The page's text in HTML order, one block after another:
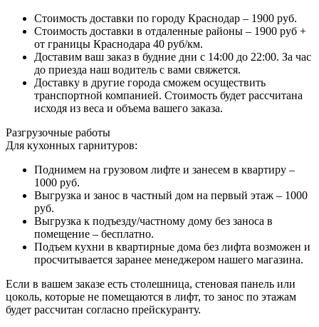
Стоимость доставки по городу Краснодар – 1900 руб.
Стоимость доставки в отдаленные районы – 1900 руб +
от границы Краснодара 40 руб/км.
Доставим ваш заказ в будние дни с 14:00 до 22:00. За час
до приезда наш водитель с вами свяжется.
Доставку в другие города сможем осуществить
транспортной компанией. Стоимость будет рассчитана
исходя из веса и объема вашего заказа.
Разгрузочные работы
Для кухонных гарнитуров:
Поднимем на грузовом лифте и занесем в квартиру –
1000 руб.
Выгрузка и занос в частный дом на первый этаж – 1000
руб.
Выгрузка к подъезду/частному дому без заноса в
помещение – бесплатно.
Подъем кухни в квартирные дома без лифта возможен и
просчитывается заранее менеджером нашего магазина.
Если в вашем заказе есть столешница, стеновая панель или
цоколь, которые не помещаются в лифт, то занос по этажам
будет рассчитан согласно прейскуранту.